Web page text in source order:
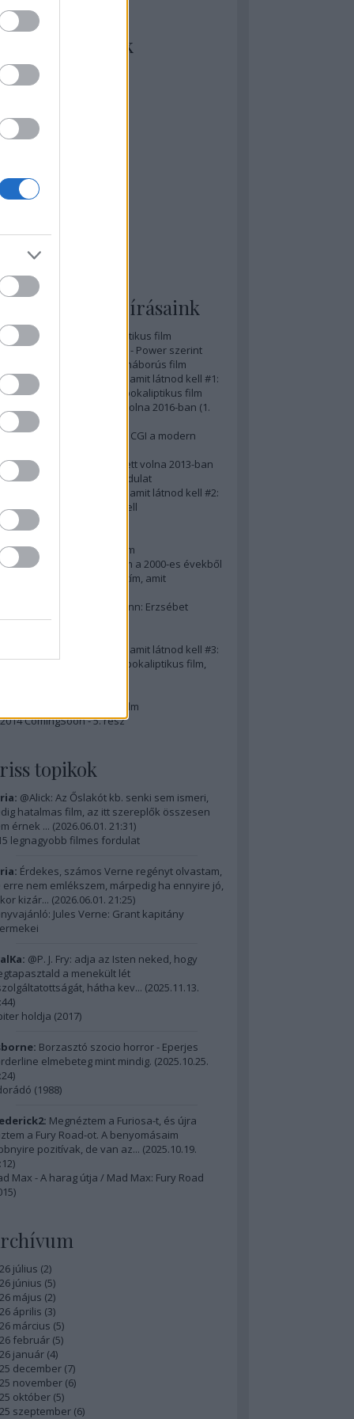
szívesen
nézünk/olvasunk
szerint
Joint
Mánia app
meg az ember!
& Calzone
A legolvasottabb írásaink
A 20 legjobb posztapokaliptikus film
A 15 legjobb időutazós film - Power szerint
A 10 legjobb második világháborús film
50 posztapokaliptikus film, amit látnod kell #1:
A 10 legkreatívabb posztapokaliptikus film
20 film, amit látnod kellett volna 2016-ban (1.
rész)
Ezért néz ki borzasztóan a CGI a modern
15(+1) film, amit látnod kellett volna 2013-ban
A 15 legnagyobb filmes fordulat
50 posztapokaliptikus film, amit látnod kell #2:
10 zombifilm, amit látnod kell
A 10 legjobb gengszterfilm
A 10 legjobb Brad Pitt-film
A 10 legjobb Mel Gibson-film
Az igazi 10 legjobb akciófilm a 2000-es évekből
10 iszonyatos magyar filmcím, amit
Könyvkritika: Brigitte Hamann: Erzsébet
királyné (2019)
50 posztapokaliptikus film, amit látnod kell #3:
10 (nem is annyira) posztapokaliptikus film,
A 10 legjobb Matt Damon-film
2014 ComingSoon - 5. rész
topikok
@Alick: Az Őslakót kb. senki sem ismeri,
hatalmas film, az itt szereplők összesen
érnek ... (2026.06.01. 21:31)
legnagyobb filmes fordulat
Érdekes, számos Verne regényt olvastam,
erre nem emlékszem, márpedig ha ennyire jó,
kizár... (2026.06.01. 21:25)
Jules Verne: Grant kapitány
@P. J. Fry: adja az Isten neked, hogy
a menekült lét
hátha kev... (2025.11.13.
)
holdja (2017)
Borzasztó szocio horror - Eperjes
elmebeteg mint mindig. (2025.10.25.
)
(1988)
Megnéztem a Furiosa-t, és újra
a Fury Road-ot. A benyomásaim
pozitívak, de van az... (2025.10.19.
)
Max - A harag útja / Mad Max: Fury Road
július (2)
június (5)
május (2)
április (3)
március (5)
február (5)
január (4)
december (7)
november (6)
október (5)
szeptember (6)